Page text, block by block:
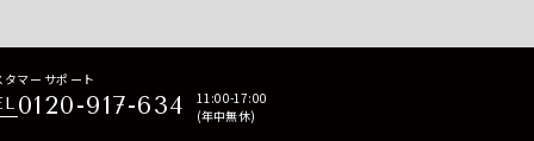
タマーサポート
0120-917-634
11:00-17:00
(年中無休)